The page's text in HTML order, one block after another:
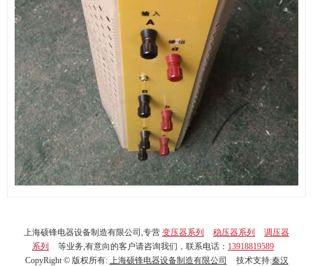
上海硕锋电器设备制造有限公司,专营 变压器系列 稳压器系列
调压器
系列
等业务,有意向的客户请咨询我们，联系电话： 13918819589
CopyRight © 版权所有: 上海硕锋电器设备制造有限公司 技术支持:秦汉